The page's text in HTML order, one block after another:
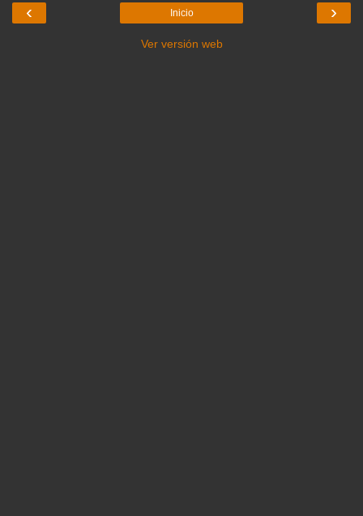
‹ ›
Inicio
Ver versión web